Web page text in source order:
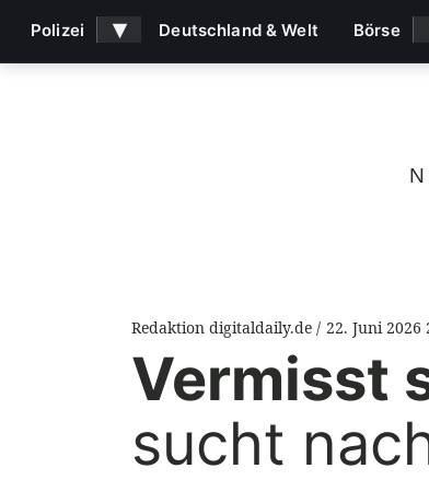
Redaktion digitaldaily.de 22. Juni 2026
Vermisst
sucht
Polizei ▾ Deutschland & Welt Börse